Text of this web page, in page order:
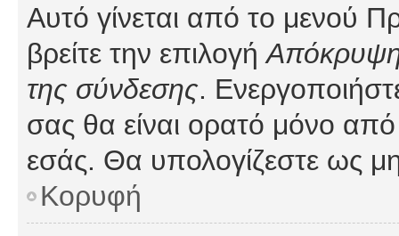
Αυτό γίνεται από το μενού
βρείτε την επιλογήΑπόκρυψη
της σύνδεσης.
σας θα είναι ορατό μόνο από
εσάς. Θα υπολογίζεστε ως
Κορυφή